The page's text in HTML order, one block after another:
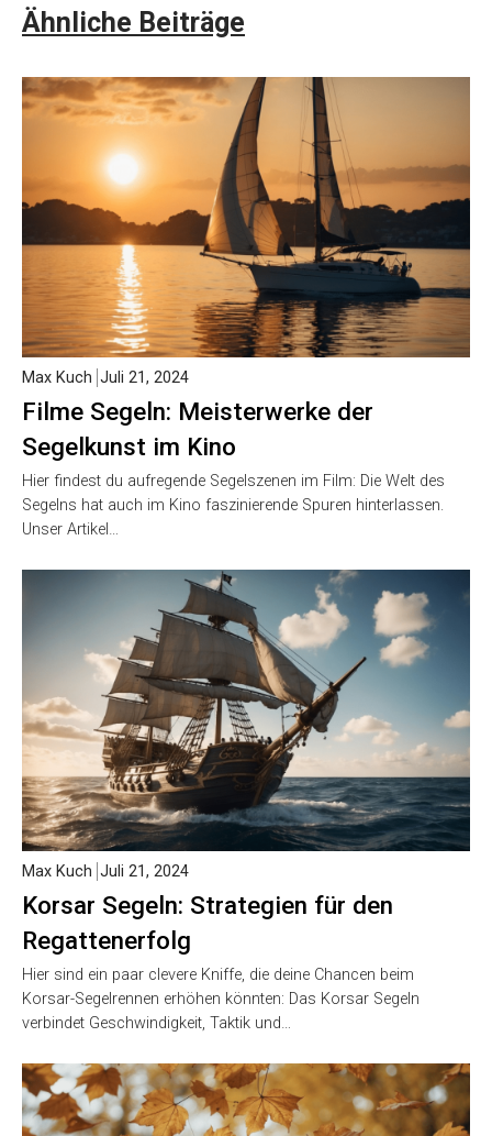
Ähnliche Beiträge
Filme Segeln: Meisterwerke der
Segelkunst im Kino
Max Kuch Juli 21, 2024
Hier findest du aufregende Segelszenen im Film: Die Welt des
Segelns hat auch im Kino faszinierende Spuren hinterlassen.
Unser Artikel…
Korsar Segeln: Strategien für den
Regattenerfolg
Max Kuch Juli 21, 2024
Hier sind ein paar clevere Kniffe, die deine Chancen beim
Korsar-Segelrennen erhöhen könnten: Das Korsar Segeln
verbindet Geschwindigkeit, Taktik und…